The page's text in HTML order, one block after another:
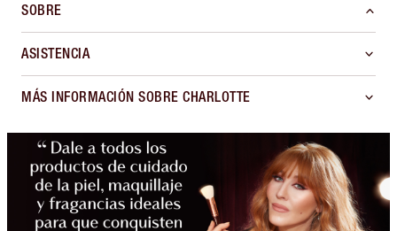
SOBRE
ASISTENCIA
MÁS INFORMACIÓN SOBRE CHARLOTTE